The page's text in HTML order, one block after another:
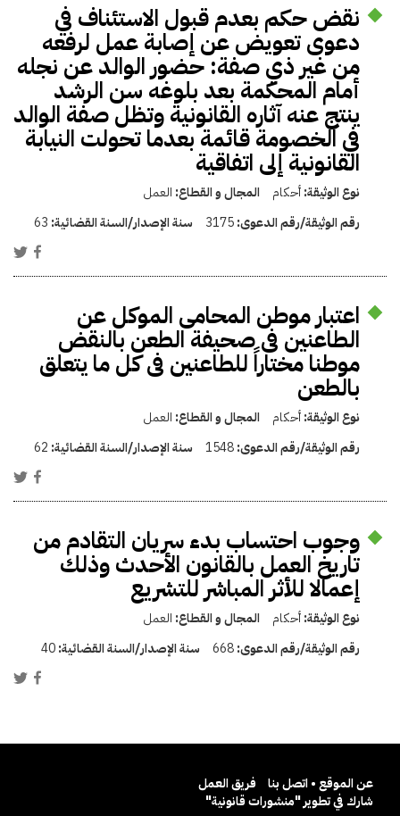
نقض حكم بعدم قبول الاستئناف في
دعوى تعويض عن إصابة عمل لرفعه
من غير ذي صفة: حضور الوالد عن نجله
أمام المحكمة بعد بلوغه سن الرشد
ينتج عنه آثاره القانونية وتظل صفة الوالد
في الخصومة قائمة بعدما تحولت النيابة
القانونية إلى اتفاقية
نوع الوثيقة:أحكام المجال و القطاع: العمل
رقم الوثيقة/رقم الدعوى:3175 سنة الإصدار/السنة القضائية: 63
اعتبار موطن المحامى الموكل عن
الطاعنين فى صحيفة الطعن بالنقض
موطنا مختاراً للطاعنين فى كل ما يتعلق
بالطعن
نوع الوثيقة:أحكام المجال و القطاع: العمل
رقم الوثيقة/رقم الدعوى:1548 سنة الإصدار/السنة القضائية: 62
وجوب احتساب بدء سريان التقادم من
تاريخ العمل بالقانون الأحدث وذلك
إعمالا للأثر المباشر للتشريع
نوع الوثيقة:أحكام المجال و القطاع: العمل
رقم الوثيقة/رقم الدعوى:668 سنة الإصدار/السنة القضائية:40
عن الموقع • اتصل بنا
فريق العمل
شارك في تطوير "منشورات قانونية"